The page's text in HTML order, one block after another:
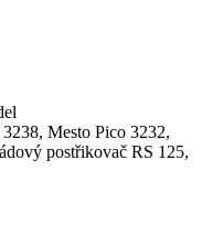
Mesto Pico 3232,
postřikovač RS 125,